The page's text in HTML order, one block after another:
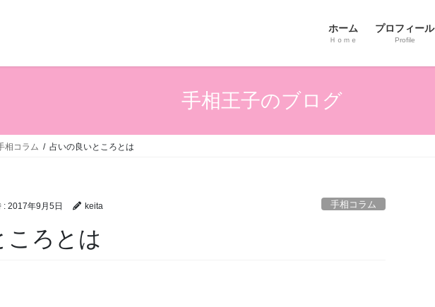
ホーム
Ｈｏｍｅ
プロフィール
Profile
手相王子のブログ
相コラム 占いの良いところとは
: 2017年9月5日 keita 手相コラム
ころとは